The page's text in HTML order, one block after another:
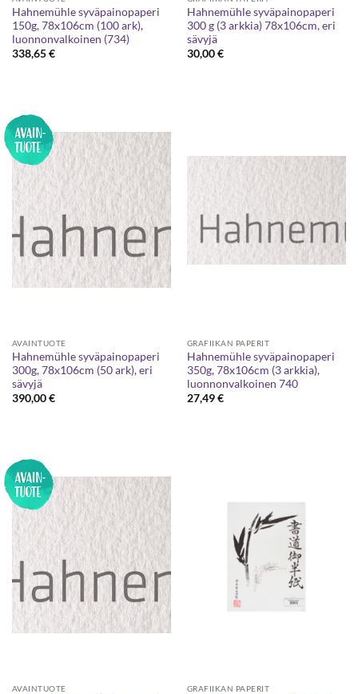
Hahnemühle syväpainopaperi
150g, 78x106cm (100 ark),
luonnonvalkoinen (734)
338,65€
Hahnemühle syväpainopaperi
300 g (3 arkkia) 78x106cm, eri
sävyjä
30,00€
AVAINTUOTE
Hahnemühle syväpainopaperi
300g, 78x106cm (50 ark), eri
sävyjä
390,00€
GRAFIIKAN PAPERIT
Hahnemühle syväpainopaperi
350g, 78x106cm (3 arkkia),
luonnonvalkoinen 740
27,49€
AVAINTUOTE GRAFIIKAN PAPERIT